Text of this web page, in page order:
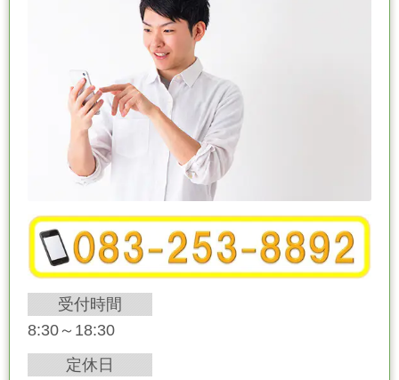
受付時間
8:30～18:30
定休日